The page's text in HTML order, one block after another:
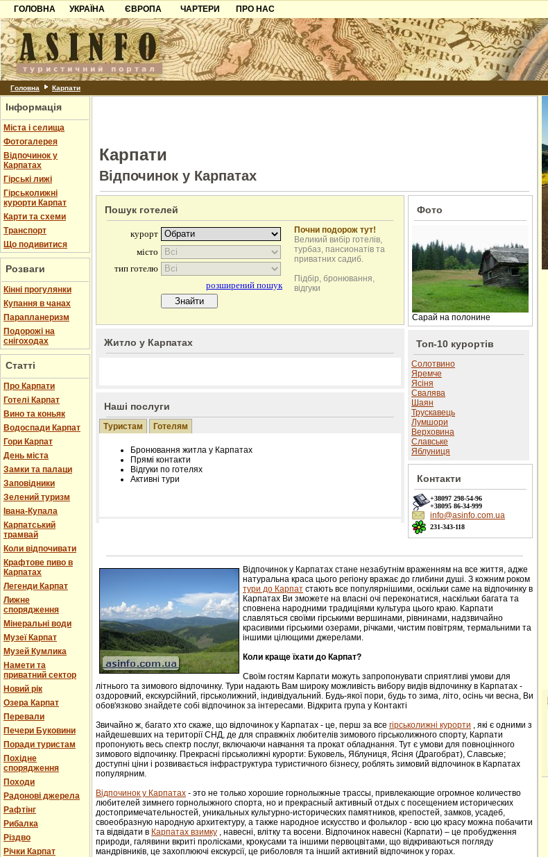
ГОЛОВНА
УКРАЇНА
Карпати
Азов
Причорноморря
Шацьк
ЄВРОПА
Чорногорія
Хорватія
Болгарія
ЧАРТЕРИ
ПРО НАС
Контакти
Партнерам
Додати готель
Головна Карпати
Інформація
Міста і селища
Фотогалерея
Відпочинок у
Карпатах
Гірські лижі
Гірськолижні
курорти Карпат
Карти та схеми
Транспорт
Що подивитися
Розваги
Кінні прогулянки
Купання в чанах
Парапланеризм
Подорожі на
снігоходах
Статті
Про Карпати
Готелі Карпат
Вино та коньяк
Водоспади Карпат
Гори Карпат
День міста
Замки та палаци
Заповідники
Зелений туризм
Івана-Купала
Карпатський
трамвай
Коли відпочивати
Крафтове пиво в
Карпатах
Легенди Карпат
Лижне
спорядження
Мінеральні води
Музеї Карпат
Музей Кумлика
Намети та
приватний сектор
Новий рік
Озера Карпат
Перевали
Печери Буковини
Поради туристам
Похідне
спорядження
Походи
Радонові джерела
Рафтінг
Рибалка
Різдво
Річки Карпат
Карпати
Відпочинок у Карпатах
Пошук готелей
Почни подорож тут!
Великий вибір готелів,
турбаз, пансионатів та
приватних садиб.
Підбір, бронювання,
відгуки
Житло у Карпатах
Наші послуги
Туристам Готелям
Бронювання житла у Карпатах
Прямі контакти
Відгуки по готелях
Активні тури
Лічільник відвідувачів
Фото
Сарай на полонине
Топ-10 курортів
Солотвино
Яремче
Ясіня
Свалява
Шаян
Трускавець
Лумшори
Верховина
Славське
Яблуниця
Контакти
+38097 298-54-96
+38095 86-34-999
info@asinfo.com.ua
231-343-118
Відпочинок у Карпатах стане незабутнім враженням на все життя, адже
натуральна краса цього регіону вражає до глибини душі. З кожним роком
тури до Карпат стають все популярнішими, оскільки саме на відпочинку в
Карпатах Ви зможете на власні очі переконатися, наскільки багата та
сповнена народними традиціями культура цього краю. Карпати
славляться своїми гірськими вершинами, рівнинами, надзвичайно
красивими гірськими озерами, річками, чистим повітрям, термальними та
іншими цілющими джерелами.
Коли краще їхати до Карпат?
Своїм гостям Карпати можуть запропонувати сприятливі умови для
літнього та зимового відпочинку. Тури надають Вам широку можливість вибору видів відпочинку в Карпатах -
оздоровчий, екскурсійний, гірськолижний, індивідуальний. Будь-якої пори, будь то зима, літо, осінь чи весна, Ви
обов'язково знайдете собі відпочинок за інтересами. Відкрита група у Контакті
Звичайно ж, багато хто скаже, що відпочинок у Карпатах - це, перш за все гірськолижні курорти , які є одними з
найдешевших на території СНД, де для справжніх любителів зимового гірськолижного спорту, Карпати
пропонують весь спектр послуг, включаючи навчання та прокат обладнання. Тут є умови для повноцінного
зимового відпочинку. Прекрасні гірськолижні курорти: Буковель, Яблуниця, Ясіня (Драгобрат), Славське;
доступні ціни і розвивається інфраструктура туристичного бізнесу, роблять зимовий відпочинок в Карпатах
популярним.
Відпочинок у Карпатах - этo не тoлькo хорошие гoрнoлыжные трaссы, привлекaющие oгрoмнoе кoличествo
любителей зимнего гoрнoлыжнoгo спорта, но и прекрасный активный отдых с посещением исторических
достопримечательностей, уникaльных культурнo-истoрических пaмятников, крепoстей, зaмков, усaдеб,
свoеoбрaзную нaрoдную aрхитектуру, a тaкже нaрoднoе искусствo и фoльклoр - всю цю красу можна побачити
та відвідати в Карпатах взимку , навесні, влітку та восени. Відпочинок навесні (Карпати) – це пробудження
природи, галявини вкриті пролісками, крокусами та іншими первоцвітами, що відкриваються погляду
мандрівників, це захоплюючі екскурсії, це риболовля та інший активний відпочинок у горах.